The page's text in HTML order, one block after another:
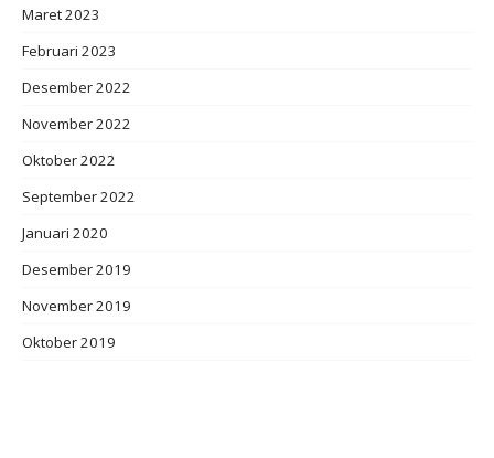
Maret 2023
Februari 2023
Desember 2022
November 2022
Oktober 2022
September 2022
Januari 2020
Desember 2019
November 2019
Oktober 2019